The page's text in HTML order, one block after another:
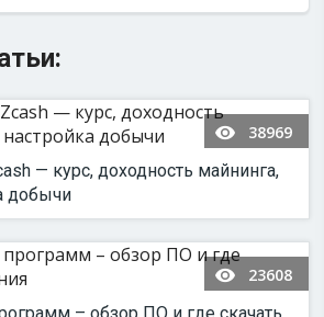
38969
— курс, доходность майнинга,
добычи
23608